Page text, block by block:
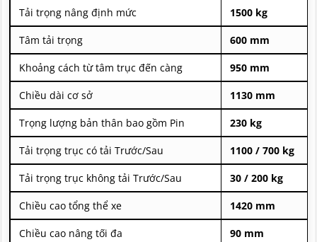
Tải trọng nâng định mức 1500 kg
Tâm tải trọng 600 mm
Khoảng cách từ tâm trục đến càng 950 mm
Chiều dài cơ sở 1130 mm
Trọng lượng bản thân bao gồm Pin 230 kg
Tải trọng trục có tải Trước/Sau 1100 / 700 kg
Tải trọng trục không tải Trước/Sau 30 / 200 kg
Chiều cao tổng thể xe 1420 mm
Chiều cao nâng tối đa 90 mm